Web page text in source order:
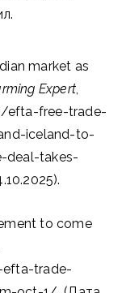
market as
Expert,
efta-free-trade-
iceland-to-
deal-takes-
to come
efta-trade-